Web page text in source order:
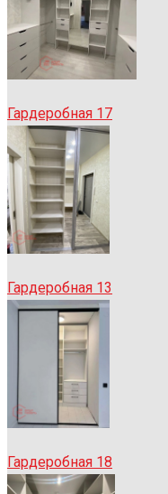
Гардеробная 17
Гардеробная 13
Гардеробная 18